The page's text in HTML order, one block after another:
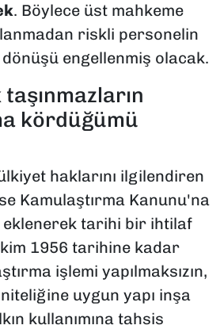
. Böylece üst mahkeme
riskli personelin
engellenmiş olacak.
taşınmazların
kördüğümü
haklarını ilgilendiren
Kamulaştırma Kanunu'na
eklenerek tarihi bir ihtilaf
1956 tarihine kadar
işlemi yapılmaksızın,
uygun yapı inşa
kullanımına tahsis